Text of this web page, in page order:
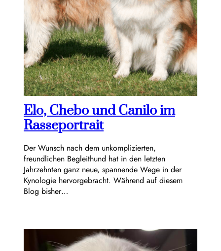
Elo, Chebo und Canilo im
Rasseportrait
Der Wunsch nach dem unkomplizierten,
freundlichen Begleithund hat in den letzten
Jahrzehnten ganz neue, spannende Wege in der
Kynologie hervorgebracht. Während auf diesem
Blog bisher…